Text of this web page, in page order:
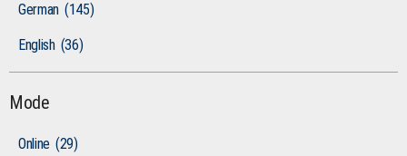
German (145)
English (36)
Mode
Online (29)